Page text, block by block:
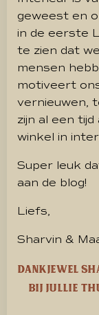
geweest en
in de eerste
te zien dat
mensen
motiveert
vernieuwen,
zijn al een
winkel in
Super leuk
aan de blog!
Liefs,
Sharvin &
Dankjewel
bij jullie